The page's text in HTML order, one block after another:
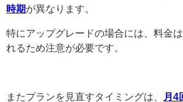
時期が異なります。
特にアップグレードの場合には、料金
れるため注意が必要です。
またプランを見直すタイミングは、 月4